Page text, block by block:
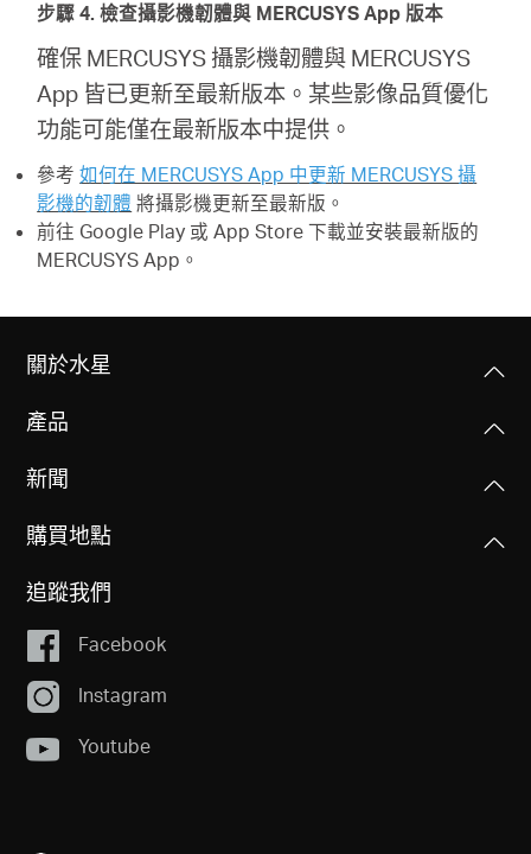
步驟 4. 檢查攝影機韌體與 MERCUSYS App 版本
確保 MERCUSYS 攝影機韌體與 MERCUSYS
App 皆已更新至最新版本。某些影像品質優化
功能可能僅在最新版本中提供。
參考如何在 MERCUSYS App 中更新 MERCUSYS 攝
影機的韌體 將攝影機更新至最新版。
前往 Google Play 或 App Store 下載並安裝最新版的
MERCUSYS App。
關於水星
產品
新聞
購買地點
追蹤我們
Facebook
Instagram
Youtube